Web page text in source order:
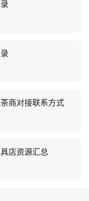
商对接联系方式
店资源汇总